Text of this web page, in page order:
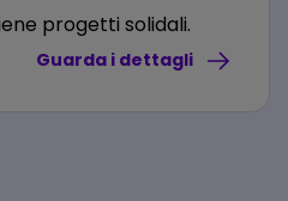
progetti solidali.
Guarda i dettagli